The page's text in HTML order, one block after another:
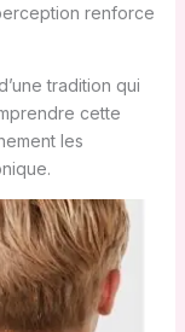
renforce
tradition qui
cette
les